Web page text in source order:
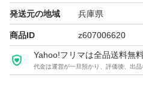
発送元の地域 兵庫県
商品ID z607006620
Yahoo!フリマは全品送料無
代金は運営が一旦預かり、評価後、出